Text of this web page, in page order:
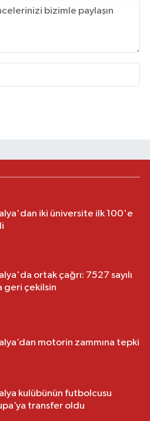
iki üniversite ilk 100'e
ortak çağrı: 7527 sayılı
geri çekilsin
motorin zammına tepki
kulübünün futbolcusu
transfer oldu